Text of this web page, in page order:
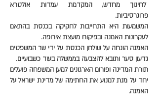
לחינוך מחדש, המקדמת עמדות אולטרא
פרוגרסיביות.
המשמעות היא התחייבות לחקיקה בכנסת בהתאם
לעקרונות האמנה ובפיקוח מועצת אירופה.
האמנה הונחה על שולחן הכנסת על ידי שר המשפטים
גדעון סער ותובא להצבעה בממשלה בעוד כשבועיים.
תורת המדינה ופורום הארגונים למען המשפחה פועלים
יחד על מנת למנוע את החתימה של מדינת ישראל על
האמנה.